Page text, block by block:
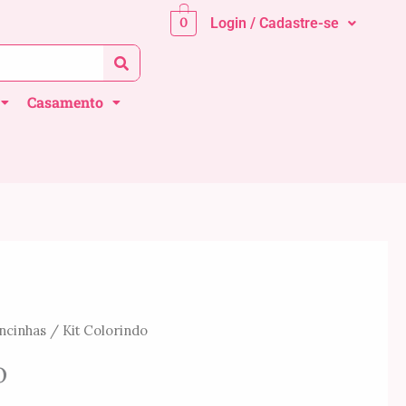
Casamento
0 Login / Cadastre-se
/ Kit Colorindo
Faixa